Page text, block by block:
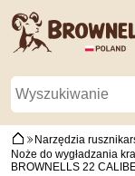
Narzędzia
Noże do wygładzania
BROWNELLS 22